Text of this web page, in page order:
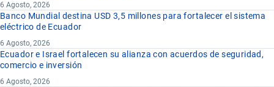
6 Agosto, 2026
Banco Mundial destina USD 3,5 millones para fortalecer el sistema
eléctrico de Ecuador
6 Agosto, 2026
Ecuador e Israel fortalecen su alianza con acuerdos de seguridad,
comercio e inversión
6 Agosto, 2026